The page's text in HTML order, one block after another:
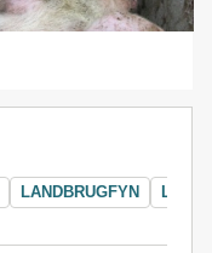
LANDBRUGFYN